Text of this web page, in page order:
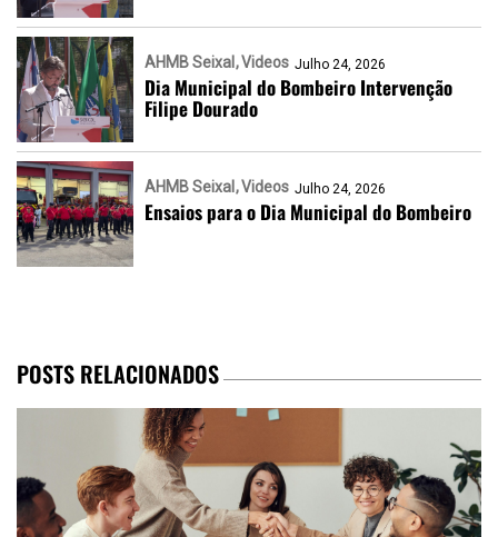
AHMB Seixal Videos Julho 24, 2026
Dia Municipal do Bombeiro Intervenção
Filipe Dourado
AHMB Seixal Videos Julho 24, 2026
Ensaios para o Dia Municipal do Bombeiro
POSTS RELACIONADOS